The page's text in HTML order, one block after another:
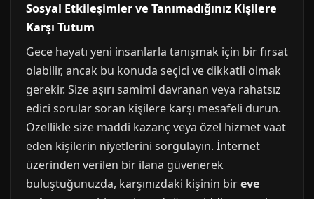
Sosyal Etkileşimler ve Tanımadığınız Kişilere
Karşı Tutum
Gece hayatı yeni insanlarla tanışmak için bir fırsat
olabilir, ancak bu konuda seçici ve dikkatli olmak
gerekir. Size aşırı samimi davranan veya rahatsız
edici sorular soran kişilere karşı mesafeli durun.
Özellikle size maddi kazanç veya özel hizmet vaat
eden kişilerin niyetlerini sorgulayın. İnternet
üzerinden verilen bir ilana güvenerek
buluştuğunuzda, karşınızdaki kişinin bireve